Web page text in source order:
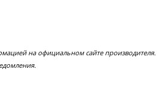
на официальном сайте